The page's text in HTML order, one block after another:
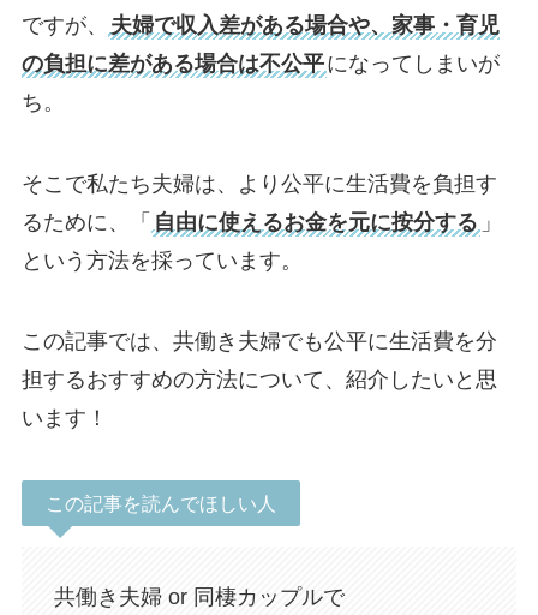
ですが、
夫婦で収入差がある場合や、家事・育児
の負担に差がある場合は不公平になってしまいが
ち。
そこで私たち夫婦は、より公平に生活費を負担す
るために、「 自由に使えるお金を元に按分する 」
という方法を採っています。
この記事では、共働き夫婦でも公平に生活費を分
担するおすすめの方法について、紹介したいと思
います！
この記事を読んでほしい人
共働き夫婦 or 同棲カップルで